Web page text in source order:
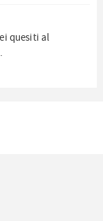
quesiti al